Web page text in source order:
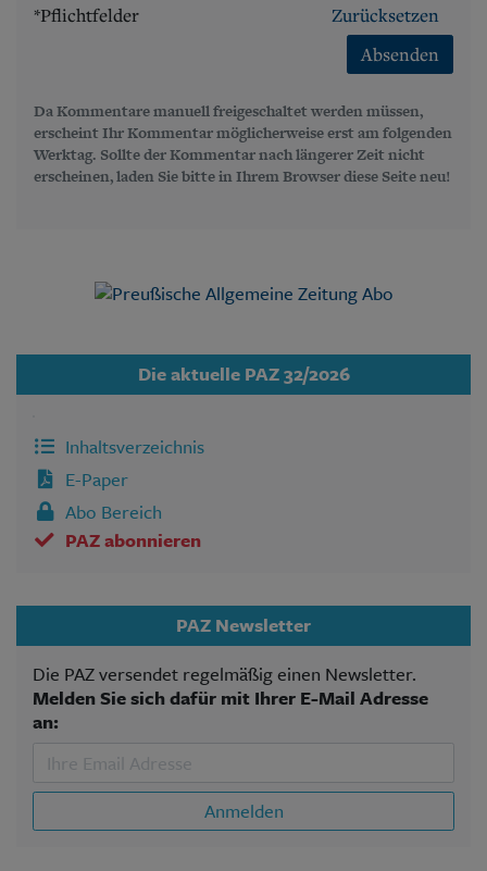
*Pflichtfelder
Zurücksetzen
Absenden
Da Kommentare manuell freigeschaltet werden müssen,
erscheint Ihr Kommentar möglicherweise erst am folgenden
Werktag. Sollte der Kommentar nach längerer Zeit nicht
erscheinen, laden Sie bitte in Ihrem Browser diese Seite neu!
Die aktuelle PAZ 32/2026
Inhaltsverzeichnis
E-Paper
Abo Bereich
PAZ abonnieren
PAZ Newsletter
Die PAZ versendet regelmäßig einen Newsletter.
Melden Sie sich dafür mit Ihrer E-Mail Adresse
an:
Anmelden